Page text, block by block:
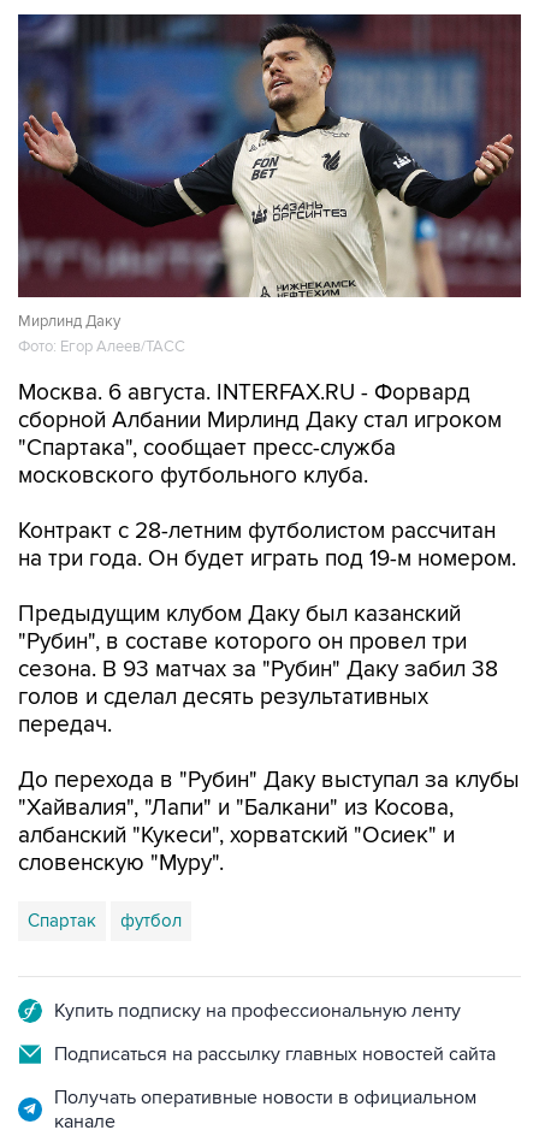
Мирлинд Даку
Фото: Егор Алеев/ТАСС
Москва. 6 августа. INTERFAX.RU - Форвард
сборной Албании Мирлинд Даку стал игроком
"Спартака", сообщает пресс-служба
московского футбольного клуба.
Контракт с 28-летним футболистом рассчитан
на три года. Он будет играть под 19-м номером.
Предыдущим клубом Даку был казанский
"Рубин", в составе которого он провел три
сезона. В 93 матчах за "Рубин" Даку забил 38
голов и сделал десять результативных
передач.
До перехода в "Рубин" Даку выступал за клубы
"Хайвалия", "Лапи" и "Балкани" из Косова,
албанский "Кукеси", хорватский "Осиек" и
словенскую "Муру".
Спартак футбол
Купить подписку на профессиональную ленту
Подписаться на рассылку главных новостей сайта
Получать оперативные новости в официальном
канале